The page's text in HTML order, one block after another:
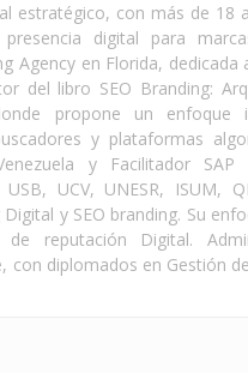
estratégico, con más de 18
digital para
Agency en Florida, dedicada
del libro SEO Branding:
propone un enfoque
y plataformas
y Facilitador SAP
UCV, UNESR, ISUM,
y SEO branding. Su
reputación Digital.
con diplomados en Gestión